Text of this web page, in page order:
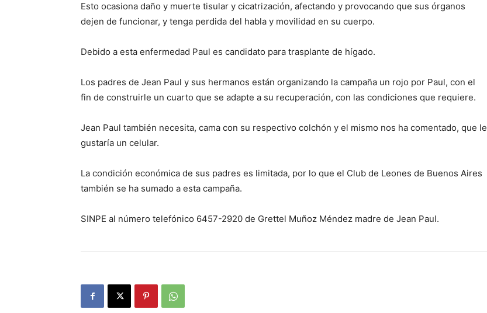
Esto ocasiona daño y muerte tisular y cicatrización, afectando y provocando que sus órganos
dejen de funcionar, y tenga perdida del habla y movilidad en su cuerpo.
Debido a esta enfermedad Paul es candidato para trasplante de hígado.
Los padres de Jean Paul y sus hermanos están organizando la campaña un rojo por Paul, con el
fin de construirle un cuarto que se adapte a su recuperación, con las condiciones que requiere.
Jean Paul también necesita, cama con su respectivo colchón y el mismo nos ha comentado, que le
gustaría un celular.
La condición económica de sus padres es limitada, por lo que el Club de Leones de Buenos Aires
también se ha sumado a esta campaña.
SINPE al número telefónico 6457-2920 de Grettel Muñoz Méndez madre de Jean Paul.